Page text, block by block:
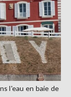
l'eau en baie de